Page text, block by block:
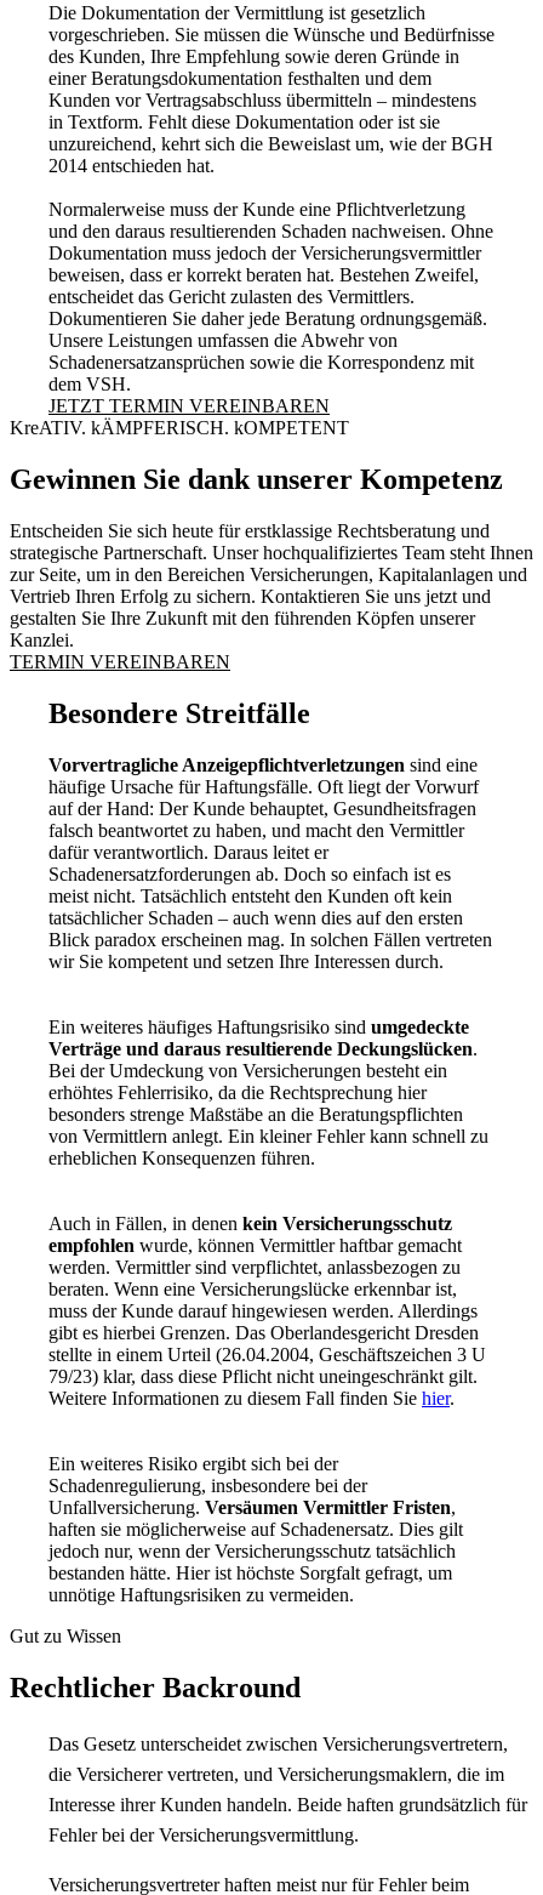
Die Dokumentation der Vermittlung ist gesetzlich
vorgeschrieben. Sie müssen die Wünsche und Bedürfnisse
des Kunden, Ihre Empfehlung sowie deren Gründe in
einer Beratungsdokumentation festhalten und dem
Kunden vor Vertragsabschluss übermitteln – mindestens
in Textform. Fehlt diese Dokumentation oder ist sie
unzureichend, kehrt sich die Beweislast um, wie der BGH
2014 entschieden hat.
Normalerweise muss der Kunde eine Pflichtverletzung
und den daraus resultierenden Schaden nachweisen. Ohne
Dokumentation muss jedoch der Versicherungsvermittler
beweisen, dass er korrekt beraten hat. Bestehen Zweifel,
entscheidet das Gericht zulasten des Vermittlers.
Dokumentieren Sie daher jede Beratung ordnungsgemäß.
Unsere Leistungen umfassen die Abwehr von
Schadenersatzansprüchen sowie die Korrespondenz mit
dem VSH.
JETZT TERMIN VEREINBAREN
KreATIV. kÄMPFERISCH. kOMPETENT
Gewinnen Sie dank unserer Kompetenz
Entscheiden Sie sich heute für erstklassige Rechtsberatung und
strategische Partnerschaft. Unser hochqualifiziertes Team steht Ihnen
zur Seite, um in den Bereichen Versicherungen, Kapitalanlagen und
Vertrieb Ihren Erfolg zu sichern. Kontaktieren Sie uns jetzt und
gestalten Sie Ihre Zukunft mit den führenden Köpfen unserer
Kanzlei.
TERMIN VEREINBAREN
Besondere Streitfälle
Vorvertragliche Anzeigepflichtverletzungen sind eine
häufige Ursache für Haftungsfälle. Oft liegt der Vorwurf
auf der Hand: Der Kunde behauptet, Gesundheitsfragen
falsch beantwortet zu haben, und macht den Vermittler
dafür verantwortlich. Daraus leitet er
Schadenersatzforderungen ab. Doch so einfach ist es
meist nicht. Tatsächlich entsteht den Kunden oft kein
tatsächlicher Schaden – auch wenn dies auf den ersten
Blick paradox erscheinen mag. In solchen Fällen vertreten
wir Sie kompetent und setzen Ihre Interessen durch.
Ein weiteres häufiges Haftungsrisiko sind umgedeckte
Verträge und daraus resultierende Deckungslücken.
Bei der Umdeckung von Versicherungen besteht ein
erhöhtes Fehlerrisiko, da die Rechtsprechung hier
besonders strenge Maßstäbe an die Beratungspflichten
von Vermittlern anlegt. Ein kleiner Fehler kann schnell zu
erheblichen Konsequenzen führen.
Auch in Fällen, in denen kein Versicherungsschutz
empfohlen wurde, können Vermittler haftbar gemacht
werden. Vermittler sind verpflichtet, anlassbezogen zu
beraten. Wenn eine Versicherungslücke erkennbar ist,
muss der Kunde darauf hingewiesen werden. Allerdings
gibt es hierbei Grenzen. Das Oberlandesgericht Dresden
stellte in einem Urteil (26.04.2004, Geschäftszeichen 3 U
79/23) klar, dass diese Pflicht nicht uneingeschränkt gilt.
Weitere Informationen zu diesem Fall finden Sie hier.
Ein weiteres Risiko ergibt sich bei der
Schadenregulierung, insbesondere bei der
Unfallversicherung. Versäumen Vermittler Fristen,
haften sie möglicherweise auf Schadenersatz. Dies gilt
jedoch nur, wenn der Versicherungsschutz tatsächlich
bestanden hätte. Hier ist höchste Sorgfalt gefragt, um
unnötige Haftungsrisiken zu vermeiden.
Gut zu Wissen
Rechtlicher Backround
Das Gesetz unterscheidet zwischen Versicherungsvertretern,
die Versicherer vertreten, und Versicherungsmaklern, die im
Interesse ihrer Kunden handeln. Beide haften grundsätzlich für
Fehler bei der Versicherungsvermittlung.
Versicherungsvertreter haften meist nur für Fehler beim